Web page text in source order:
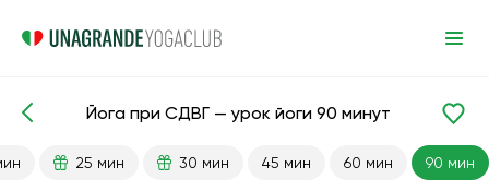
Готовые уроки Антистресс
Йога при СДВГ — урок йоги 90 минут
25 мин 30 мин 45 мин 60 мин 90 мин